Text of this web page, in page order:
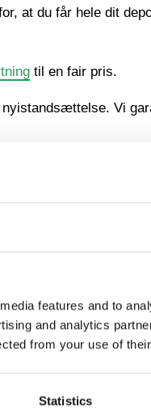
features and to
and analytics
from your use of
Statistics
at du får hele dit
til en fair pris.
Vi